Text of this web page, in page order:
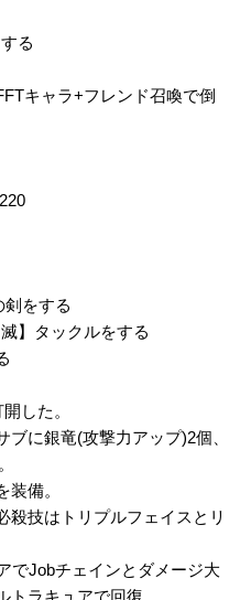
る
キャラ+フレンド召喚で倒
をする
】タックルをする
した。
に銀竜(攻撃力アップ)2個、
装備。
殺技はトリプルフェイスとリ
でJobチェインとダメージ大
トラキュアで回復。